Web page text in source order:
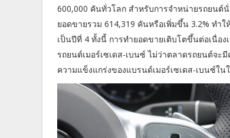
600,000 คันทั่วโลก สำหรับการจำหน่ายรถยน
ยอดขายรวม 614,319 คันหรือเพิ่มขึ้น 3.2% ทำ
เป็นปีที่ 4 ทั้งนี้ การทำยอดขายเติบโตขึ้นต่อเนื่อ
รถยนต์เมอร์เซเดส-เบนซ์ ไม่ว่าตลาดรถยนต์จ
ความแข็งแกร่งของแบรนด์เมอร์เซเดส-เบนซ์ใน